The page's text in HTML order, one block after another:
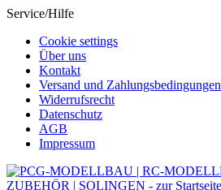
Service/Hilfe
Cookie settings
Über uns
Kontakt
Versand und Zahlungsbedingungen
Widerrufsrecht
Datenschutz
AGB
Impressum